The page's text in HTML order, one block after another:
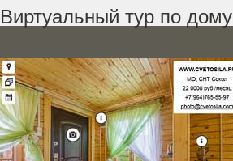
Виртуальный тур по дому